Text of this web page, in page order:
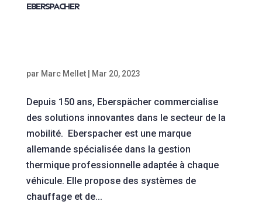
EBERSPACHER
par Marc Mellet| Mar 20, 2023
Depuis 150 ans, Eberspächer commercialise
des solutions innovantes dans le secteur de la
mobilité. Eberspacher est une marque
allemande spécialisée dans la gestion
thermique professionnelle adaptée à chaque
véhicule. Elle propose des systèmes de
chauffage et de...